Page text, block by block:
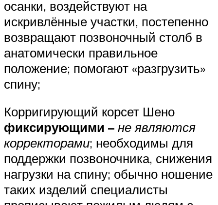
осанки, воздействуют на
искривлённые участки, постепенно
возвращают позвоночный столб в
анатомически правильное
положение; помогают «разгрузить»
спину;
Корригирующий корсет Шено
фиксирующими – не являются
корректорами; необходимы для
поддержки позвоночника, снижения
нагрузки на спину; обычно ношение
таких изделий специалисты